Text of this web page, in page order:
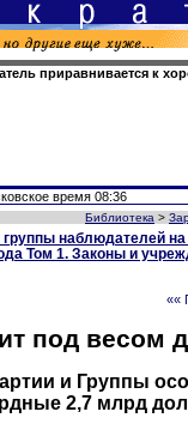
приравнивается к
время 08:36
Библиотека >
группы наблюдателей
Том 1. Законы и
««
под весом
и Группы
2,7 млрд